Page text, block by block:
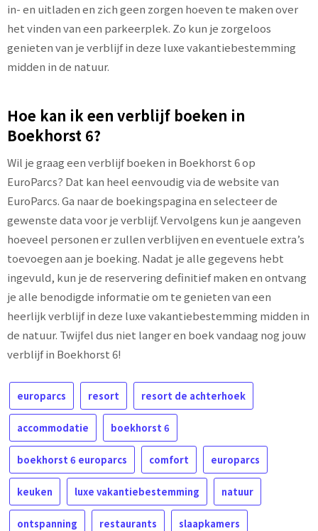
in- en uitladen en zich geen zorgen hoeven te maken over
het vinden van een parkeerplek. Zo kun je zorgeloos
genieten van je verblijf in deze luxe vakantiebestemming
midden in de natuur.
Hoe kan ik een verblijf boeken in
Boekhorst 6?
Wil je graag een verblijf boeken in Boekhorst 6 op
EuroParcs? Dat kan heel eenvoudig via de website van
EuroParcs. Ga naar de boekingspagina en selecteer de
gewenste data voor je verblijf. Vervolgens kun je aangeven
hoeveel personen er zullen verblijven en eventuele extra’s
toevoegen aan je boeking. Nadat je alle gegevens hebt
ingevuld, kun je de reservering definitief maken en ontvang
je alle benodigde informatie om te genieten van een
heerlijk verblijf in deze luxe vakantiebestemming midden in
de natuur. Twijfel dus niet langer en boek vandaag nog jouw
verblijf in Boekhorst 6!
europarcs resort resort de achterhoek
accommodatie boekhorst 6
boekhorst 6 europarcs comfort europarcs
keuken luxe vakantiebestemming natuur
ontspanning restaurants slaapkamers